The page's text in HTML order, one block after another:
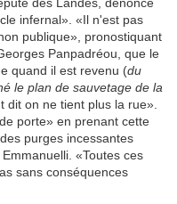
des Landes, dénonce
infernal». «Il n'est pas
publique», pronostiquant
Panpadréou, que le
quand il est revenu (du
le plan de sauvetage de la
dit on ne tient plus la rue».
porte» en prenant cette
purges incessantes
«Toutes ces
sans conséquences